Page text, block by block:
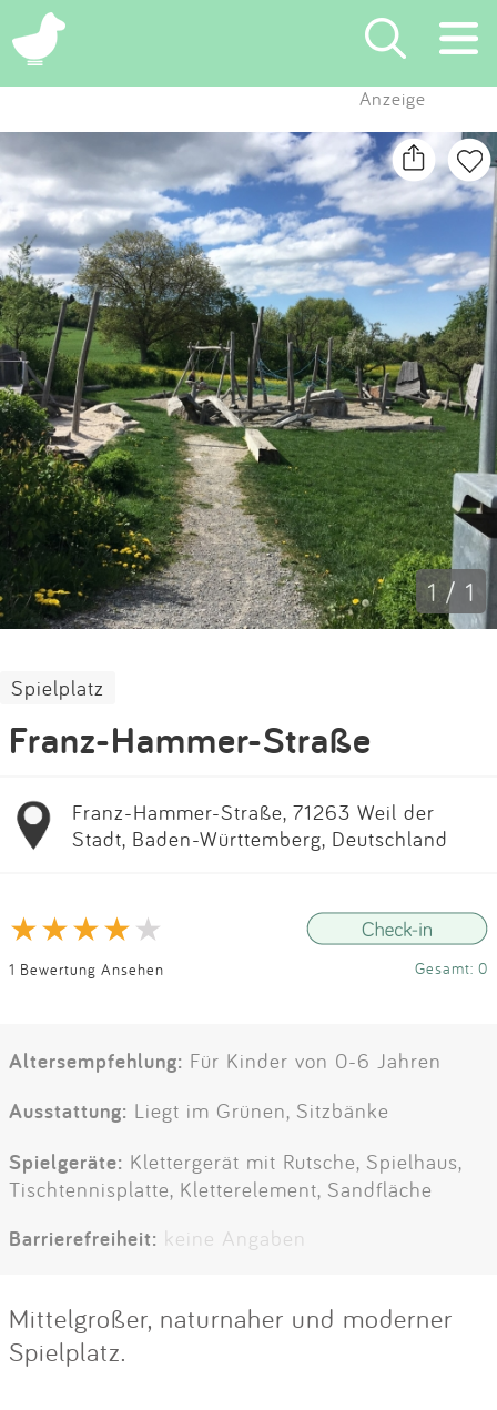
×
Suchen
Eintragen
App
Blog
Partner
Kontakt
Impressum
Anmelden
Anzeige
1 / 1
Spielplatz
Franz-Hammer-Straße
Franz-Hammer-Straße, 71263 Weil der
Stadt, Baden-Württemberg, Deutschland
1 Bewertung Ansehen Gesamt: 0
Altersempfehlung: Für Kinder von 0-6 Jahren
Ausstattung: Liegt im Grünen, Sitzbänke
Spielgeräte: Klettergerät mit Rutsche, Spielhaus,
Tischtennisplatte, Kletterelement, Sandfläche
Barrierefreiheit: keine Angaben
Mittelgroßer, naturnaher und moderner
Spielplatz.